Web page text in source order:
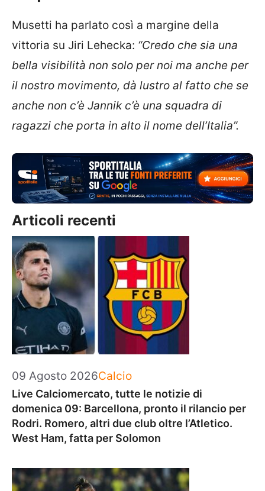
Musetti ha parlato così a margine della
vittoria su Jiri Lehecka: “Credo che sia una
bella visibilità non solo per noi ma anche per
il nostro movimento, dà lustro al fatto che se
anche non c’è Jannik c’è una squadra di
ragazzi che porta in alto il nome dell’Italia”.
Articoli recenti
09 Agosto 2026Categorie
Calcio
Live Calciomercato, tutte le notizie di
domenica 09: Barcellona, pronto il rilancio per
Rodri. Romero, altri due club oltre l’Atletico.
West Ham, fatta per Solomon